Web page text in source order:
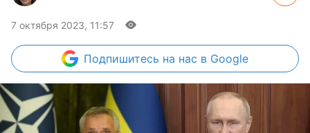
7 октября 2023, 11:57
Подпишитесь на нас в Google